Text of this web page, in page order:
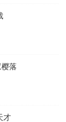
落
才